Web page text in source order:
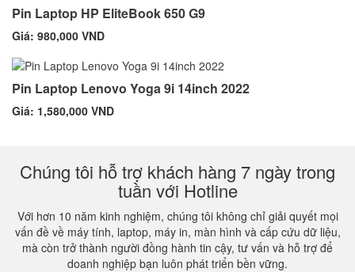
Pin Laptop HP EliteBook 650 G9
Giá: 980,000 VND
Pin Laptop Lenovo Yoga 9i 14inch 2022
Giá: 1,580,000 VND
Chúng tôi hỗ trợ khách hàng 7 ngày trong
tuần với Hotline
Với hơn 10 năm kinh nghiệm, chúng tôi không chỉ giải quyết mọi
vấn đề về máy tính, laptop, máy in, màn hình và cấp cứu dữ liệu,
mà còn trở thành người đồng hành tin cậy, tư vấn và hỗ trợ để
doanh nghiệp bạn luôn phát triển bền vững.